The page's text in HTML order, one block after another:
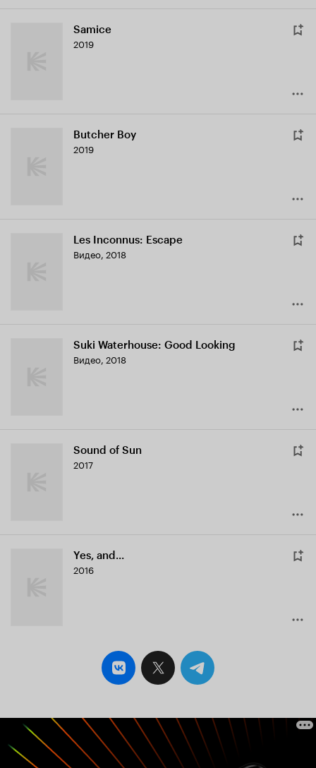
Samice
2019
Butcher Boy
2019
Les Inconnus: Escape
Видео, 2018
Suki Waterhouse: Good Looking
Видео, 2018
Sound of Sun
2017
Yes, and...
2016